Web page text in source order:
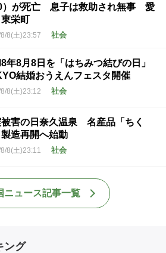
）が死亡 息子は救助され無事 愛
栄町
8(土)23:57 社会
年8月8日を「はちみつ結びの日」
結婚おうえんフェスタ開催
8(土)23:12 社会
害の日奈久温泉 名産品「ちく
造再開へ始動
8(土)23:11 社会
ニュース記事一覧
ング